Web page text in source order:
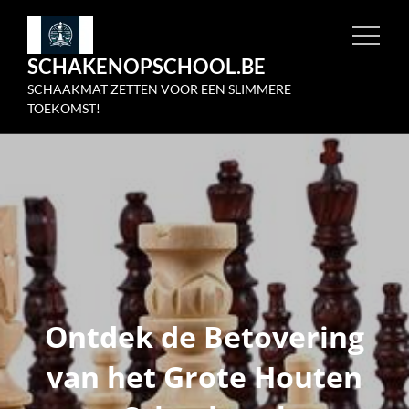
Skip
contentSCHAKENOPSCHOOL.BE
SCHAAKMAT ZETTEN VOOR EEN SLIMMERE
TOEKOMST!
Ontdek de Betovering
van het Grote Houten